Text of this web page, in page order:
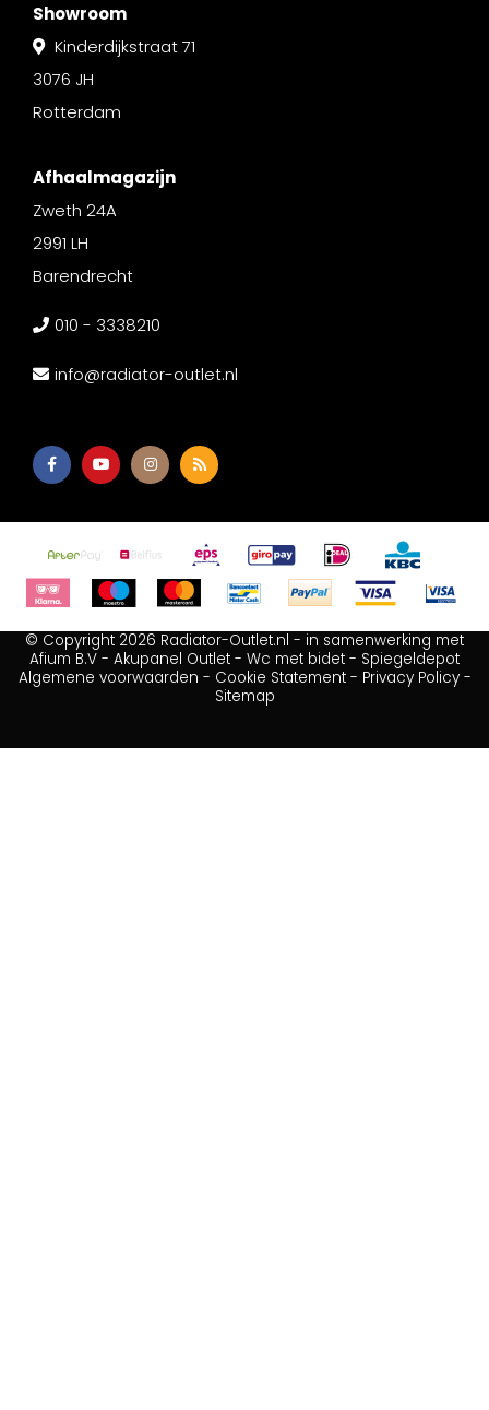
Showroom
Kinderdijkstraat 71
3076 JH
Rotterdam
Afhaalmagazijn
Zweth 24A
2991 LH
Barendrecht
010 - 3338210
info@radiator-outlet.nl
© Copyright 2026 Radiator-Outlet.nl - in samenwerking met
Afium B.V - Akupanel Outlet - Wc met bidet - Spiegeldepot
Algemene voorwaarden - Cookie Statement- Privacy Policy-
Sitemap